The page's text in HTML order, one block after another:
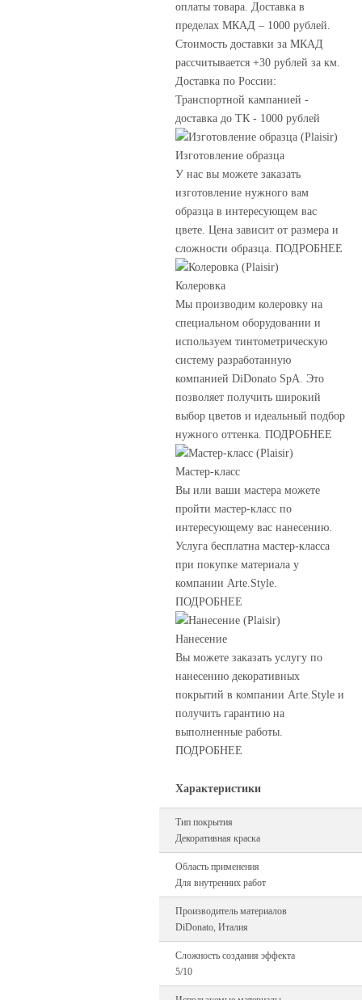
оплаты товара. Доставка в
пределах МКАД – 1000 рублей.
Стоимость доставки за МКАД
рассчитывается +30 рублей за км.
Доставка по России:
Транспортной кампанией -
доставка до ТК - 1000 рублей
Изготовление образца
У нас вы можете заказать
изготовление нужного вам
образца в интересующем вас
цвете. Цена зависит от размера и
сложности образца. ПОДРОБНЕЕ
Колеровка
Мы производим колеровку на
специальном оборудовании и
используем тинтометрическую
систему разработанную
компанией DiDonato SpA. Это
позволяет получить широкий
выбор цветов и идеальный подбор
нужного оттенка. ПОДРОБНЕЕ
Мастер-класс
Вы или ваши мастера можете
пройти мастер-класс по
интересующему вас нанесению.
Услуга бесплатна мастер-класса
при покупке материала у
компании Arte.Style.
ПОДРОБНЕЕ
Нанесение
Вы можете заказать услугу по
нанесению декоративных
покрытий в компании Arte.Style и
получить гарантию на
выполненные работы.
ПОДРОБНЕЕ
Характеристики
Тип покрытия
Декоративная краска
Область применения
Для внутренних работ
Производитель материалов
DiDonato, Италия
Сложность создания эффекта
5/10